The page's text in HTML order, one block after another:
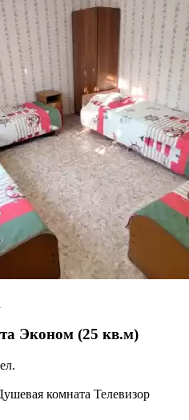
Эконом (25 кв.м)
комната Телевизор